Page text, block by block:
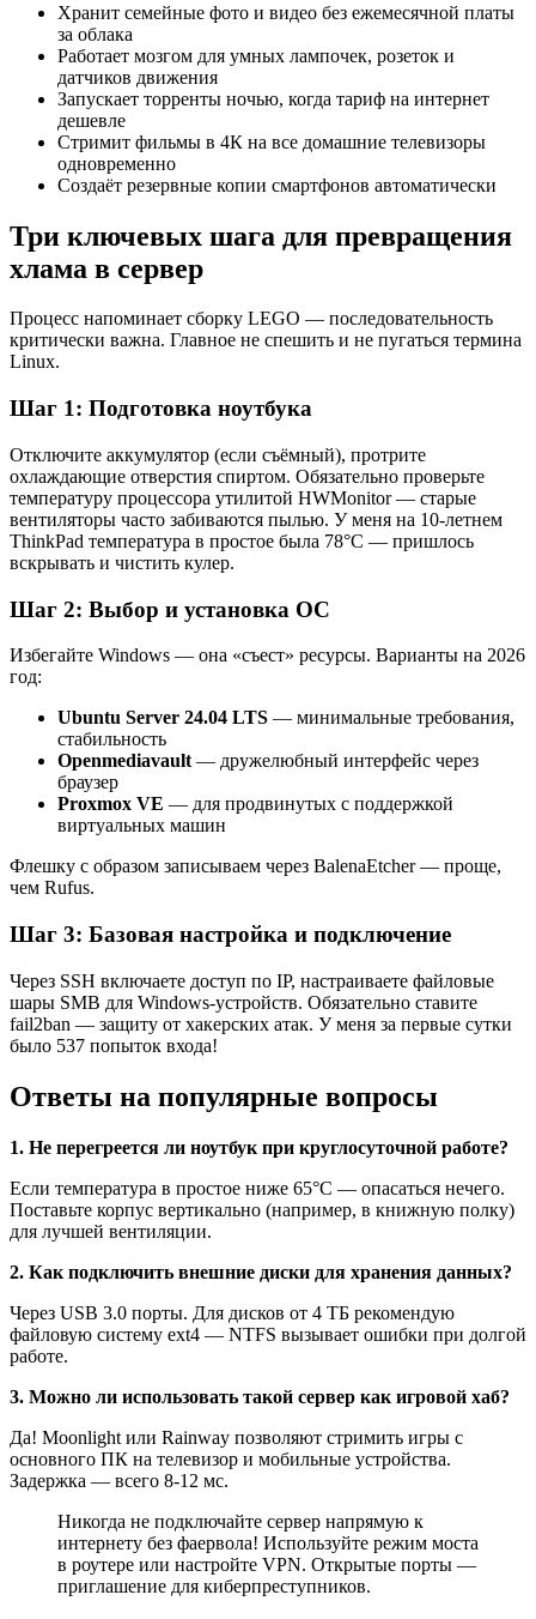
Хранит семейные фото и видео без ежемесячной платы
за облака
Работает мозгом для умных лампочек, розеток и
датчиков движения
Запускает торренты ночью, когда тариф на интернет
дешевле
Стримит фильмы в 4К на все домашние телевизоры
одновременно
Создаёт резервные копии смартфонов автоматически
Три ключевых шага для превращения
хлама в сервер
Процесс напоминает сборку LEGO — последовательность
критически важна. Главное не спешить и не пугаться термина
Linux.
Шаг 1: Подготовка ноутбука
Отключите аккумулятор (если съёмный), протрите
охлаждающие отверстия спиртом. Обязательно проверьте
температуру процессора утилитой HWMonitor — старые
вентиляторы часто забиваются пылью. У меня на 10-летнем
ThinkPad температура в простое была 78°C — пришлось
вскрывать и чистить кулер.
Шаг 2: Выбор и установка ОС
Избегайте Windows — она «съест» ресурсы. Варианты на 2026
год:
Ubuntu Server 24.04 LTS — минимальные требования,
стабильность
Openmediavault — дружелюбный интерфейс через
браузер
Proxmox VE — для продвинутых с поддержкой
виртуальных машин
Флешку с образом записываем через BalenaEtcher — проще,
чем Rufus.
Шаг 3: Базовая настройка и подключение
Через SSH включаете доступ по IP, настраиваете файловые
шары SMB для Windows-устройств. Обязательно ставите
fail2ban — защиту от хакерских атак. У меня за первые сутки
было 537 попыток входа!
Ответы на популярные вопросы
1. Не перегреется ли ноутбук при круглосуточной работе?
Если температура в простое ниже 65°C — опасаться нечего.
Поставьте корпус вертикально (например, в книжную полку)
для лучшей вентиляции.
2. Как подключить внешние диски для хранения данных?
Через USB 3.0 порты. Для дисков от 4 ТБ рекомендую
файловую систему ext4 — NTFS вызывает ошибки при долгой
работе.
3. Можно ли использовать такой сервер как игровой хаб?
Да! Moonlight или Rainway позволяют стримить игры с
основного ПК на телевизор и мобильные устройства.
Задержка — всего 8-12 мс.
Никогда не подключайте сервер напрямую к
интернету без фаервола! Используйте режим моста
в роутере или настройте VPN. Открытые порты —
приглашение для киберпреступников.